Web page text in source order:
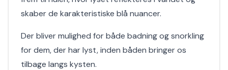
skaber de karakteristiske blå nuancer.
Der bliver mulighed for både badning og snorkling
for dem, der har lyst, inden båden bringer os
tilbage langs kysten.